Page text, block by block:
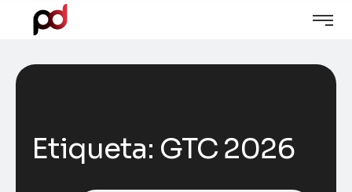
Etiqueta: GTC 2026